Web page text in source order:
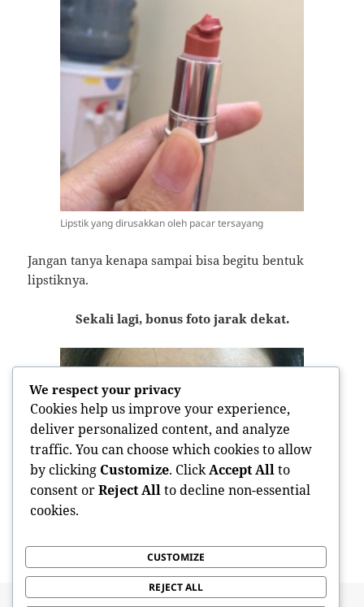
Lipstik yang dirusakkan oleh pacar tersayang
Jangan tanya kenapa sampai bisa begitu bentuk
lipstiknya.
Sekali lagi, bonus foto jarak dekat.
Posted
13 January 2015 Categories
Sponsored Post Tags
alat make up,dandan
We respect your privacy
Cookies help us improve your experience,
deliver personalized content, and analyze
traffic. You can choose which cookies to allow
by clicking Customize. ClickAccept Allto
consent orReject Allto decline non-essential
cookies.
CUSTOMIZE
REJECT ALL